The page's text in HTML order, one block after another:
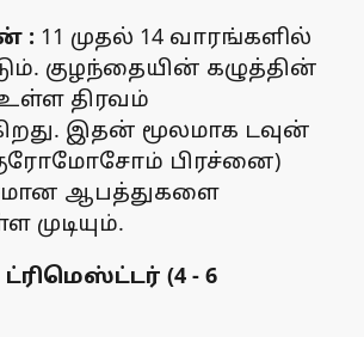
: 11 முதல் 14 வாரங்களில்
குழந்தையின் கழுத்தின்
உள்ள திரவம்
இதன் மூலமாக டவுன்
பிரச்னை)
ஆபத்துகளை
முடியும்.
(4 - 6